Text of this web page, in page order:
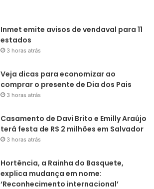
Inmet emite avisos de vendaval para 11
estados
3 horas atrás
Veja dicas para economizar ao
comprar o presente de Dia dos Pais
3 horas atrás
Casamento de Davi Brito e Emilly Araújo
terá festa de R$ 2 milhões em Salvador
3 horas atrás
Hortência, a Rainha do Basquete,
explica mudança em nome:
‘Reconhecimento internacional’